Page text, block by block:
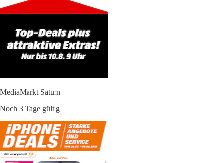
MediaMarkt Saturn
Noch 3 Tage gültig